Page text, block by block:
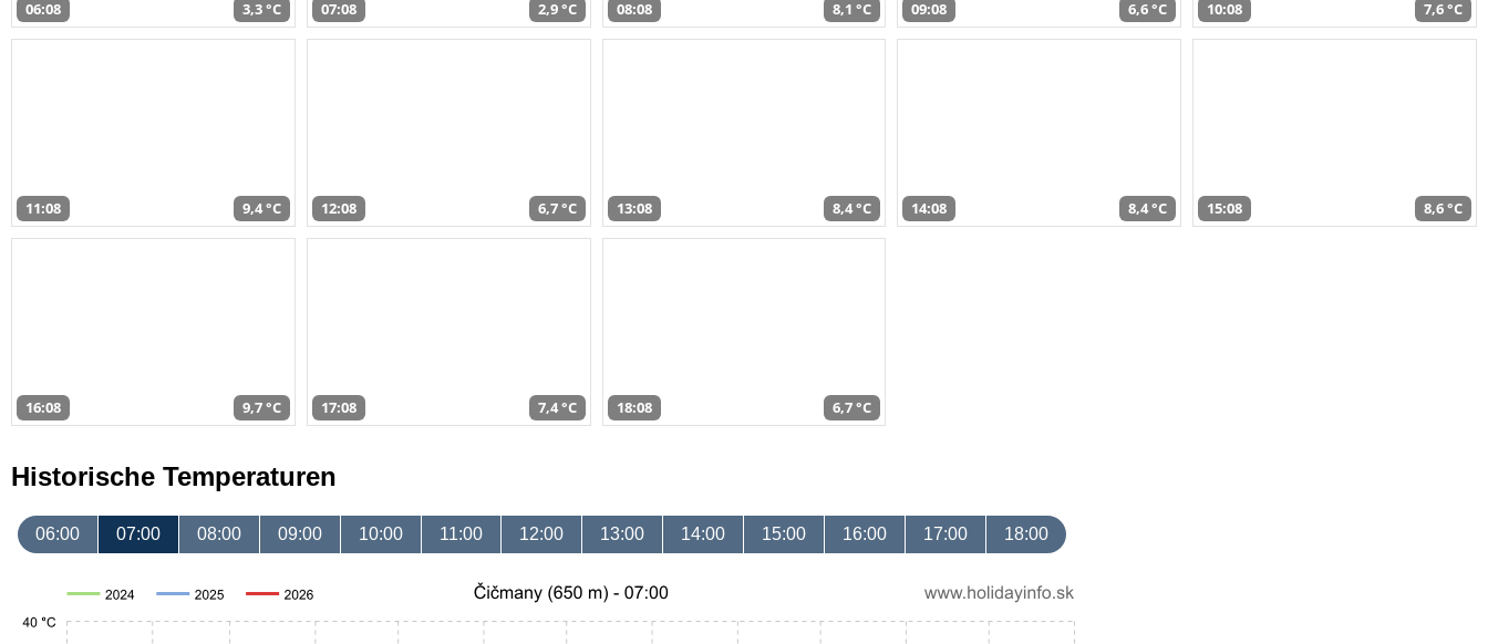
06:08 3,3 °C 07:08 2,9 °C 08:08 8,1 °C 09:08 6,6 °C 10:08 7,6 °C
11:08 9,4 °C 12:08 6,7 °C 13:08 8,4 °C 14:08 8,4 °C 15:08 8,6 °C
16:08 9,7 °C 17:08 7,4 °C 18:08 6,7 °C
Historische Temperaturen
06:00 07:00 08:00 09:00 10:00 11:00 12:00 13:00 14:00 15:00 16:00 17:00 18:00